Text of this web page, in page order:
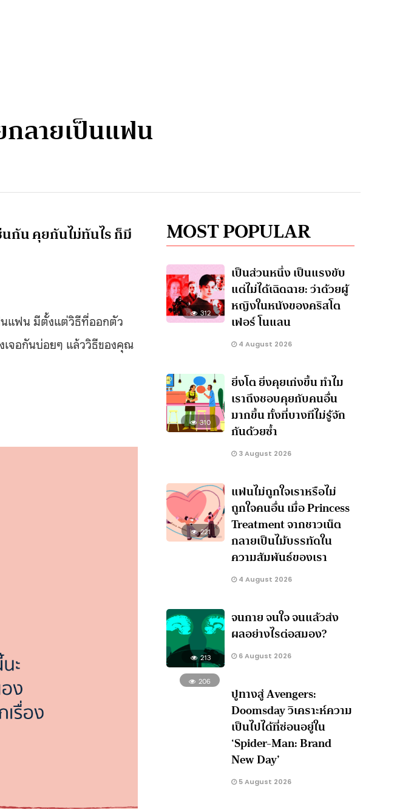
กลายเป็นแฟน
นกัน คุยกันไม่ทันไร ก็มี
นแฟน มีตั้งแต่วิธีที่ออกตัว
เจอกันบ่อยๆ แล้ววิธีของคุณ
MOST POPULAR
312
เป็นส่วนหนึ่ง เป็นแรงขับ
แต่ไม่ได้เฉิดฉาย: ว่าด้วยผู้
หญิงในหนังของคริสโต
เฟอร์ โนแลน
4 August 2026
310
ยิ่งโต ยิ่งคุยเก่งขึ้น ทำไม
เราถึงชอบคุยกับคนอื่น
มากขึ้น ทั้งที่บางทีไม่รู้จัก
กันด้วยซ้ำ
3 August 2026
221
แฟนไม่ถูกใจเราหรือไม่
ถูกใจคนอื่น เมื่อ Princess
Treatment จากชาวเน็ต
กลายเป็นไม้บรรทัดใน
ความสัมพันธ์ของเรา
4 August 2026
213
จนกาย จนใจ จนแล้วส่ง
ผลอย่างไรต่อสมอง?
6 August 2026
206
ปูทางสู่ Avengers:
Doomsday วิเคราะห์ความ
เป็นไปได้ที่ซ่อนอยู่ใน
‘Spider-Man: Brand
New Day’
5 August 2026